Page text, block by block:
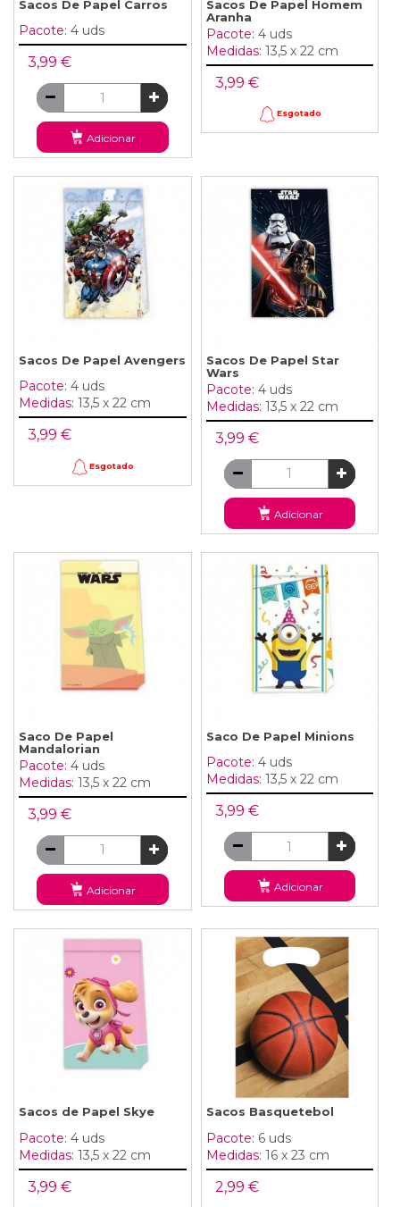
Sacos De Papel Carros
Pacote: 4 uds
3,99 €
Adicionar
Sacos De Papel Homem
Aranha
Pacote: 4 uds
Medidas: 13,5 x 22 cm
3,99 €
Esgotado
Sacos De Papel Avengers
Pacote: 4 uds
Medidas: 13,5 x 22 cm
3,99 €
Esgotado
Sacos De Papel Star
Wars
Pacote: 4 uds
Medidas: 13,5 x 22 cm
3,99 €
Adicionar
Saco De Papel
Mandalorian
Pacote: 4 uds
Medidas: 13,5 x 22 cm
3,99 €
Adicionar
Saco De Papel Minions
Pacote: 4 uds
Medidas: 13,5 x 22 cm
3,99 €
Adicionar
Sacos de Papel Skye
Pacote: 4 uds
Medidas: 13,5 x 22 cm
3,99 €
Sacos Basquetebol
Pacote: 6 uds
Medidas: 16 x 23 cm
2,99 €